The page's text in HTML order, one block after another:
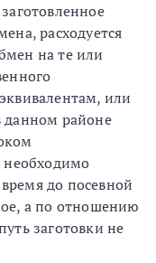
расходуется
на те или
или
данном районе
необходимо
до посевной
а по отношению
заготовки не